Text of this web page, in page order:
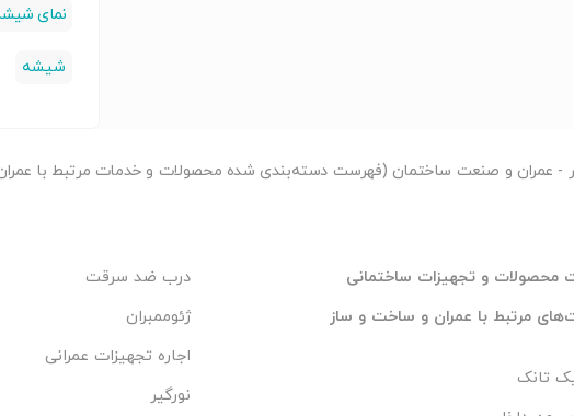
نمای
شیشه
- عمران و صنعت ساختمان (فهرست دسته‌بندی شده محصولات و خدمات مرتبط با
محصولات و تجهیزات ساختمانی
مرتبط با عمران و ساخت و ساز
تانک
درب ضد سرقت
ژئوممبران
اجاره تجهیزات عمرانی
نورگیر